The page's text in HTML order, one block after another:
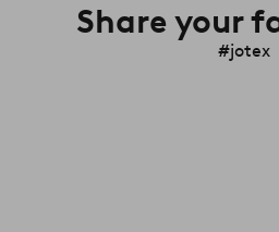
Share your
#jotex